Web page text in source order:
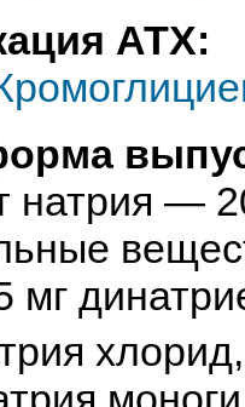
АТХ:
натрия —
мг